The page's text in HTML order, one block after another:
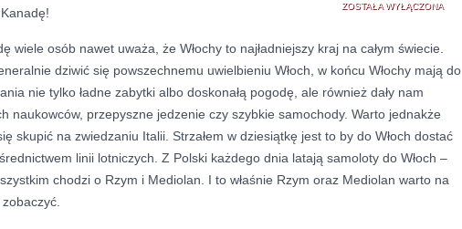
ZOSTAŁA WYŁĄCZONA
wiele osób nawet uważa, że Włochy to najładniejszy kraj na całym świecie.
dziwić się powszechnemu uwielbieniu Włoch, w końcu Włochy mają do
nie tylko ładne zabytki albo doskonałą pogodę, ale również dały nam
naukowców, przepyszne jedzenie czy szybkie samochody. Warto jednakże
skupić na zwiedzaniu Italii. Strzałem w dziesiątkę jest to by do Włoch dostać
linii lotniczych. Z Polski każdego dnia latają samoloty do Włoch –
chodzi o Rzym i Mediolan. I to właśnie Rzym oraz Mediolan warto na